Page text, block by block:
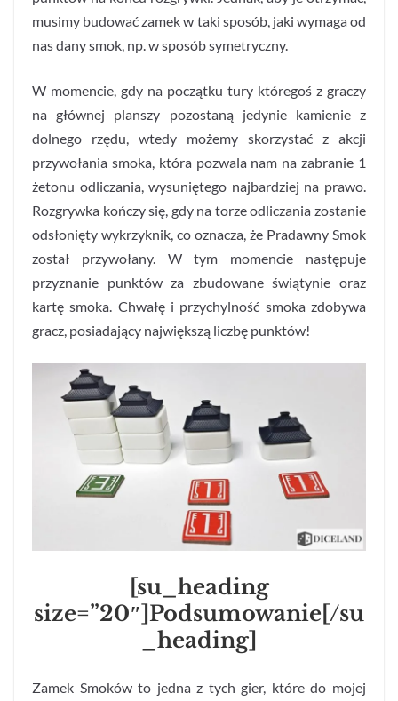
musimy budować zamek w taki sposób, jaki wymaga od
nas dany smok, np. w sposób symetryczny.
W momencie, gdy na początku tury któregoś z graczy
na głównej planszy pozostaną jedynie kamienie z
dolnego rzędu, wtedy możemy skorzystać z akcji
przywołania smoka, która pozwala nam na zabranie 1
żetonu odliczania, wysuniętego najbardziej na prawo.
Rozgrywka kończy się, gdy na torze odliczania zostanie
odsłonięty wykrzyknik, co oznacza, że Pradawny Smok
został przywołany. W tym momencie następuje
przyznanie punktów za zbudowane świątynie oraz
kartę smoka. Chwałę i przychylność smoka zdobywa
gracz, posiadający największą liczbę punktów!
[su_heading
size=”20″]Podsumowanie[/su
_heading]
Zamek Smoków to jedna z tych gier, które do mojej